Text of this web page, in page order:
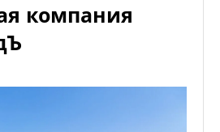
компания